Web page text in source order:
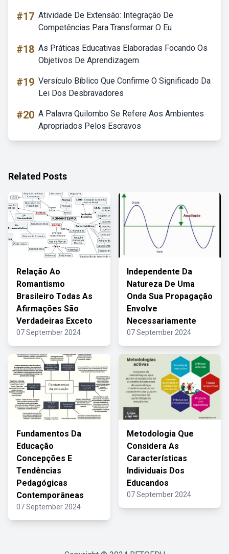
#17 Atividade De Extensão: Integração De
Competências Para Transformar O Eu
#18 As Práticas Educativas Elaboradas Focando Os
Objetivos De Aprendizagem
#19 Versículo Bíblico Que Confirme O Significado Da
Lei Dos Desbravadores
#20 A Palavra Quilombo Se Refere Aos Ambientes
Apropriados Pelos Escravos
Related Posts
Relação Ao
Romantismo
Brasileiro Todas As
Afirmações São
Verdadeiras Exceto
07 September 2024
Independente Da
Natureza De Uma
Onda Sua Propagação
Envolve
Necessariamente
07 September 2024
Fundamentos Da
Educação
Concepções E
Tendências
Pedagógicas
Contemporâneas
07 September 2024
Metodologia Que
Considera As
Características
Individuais Dos
Educandos
07 September 2024